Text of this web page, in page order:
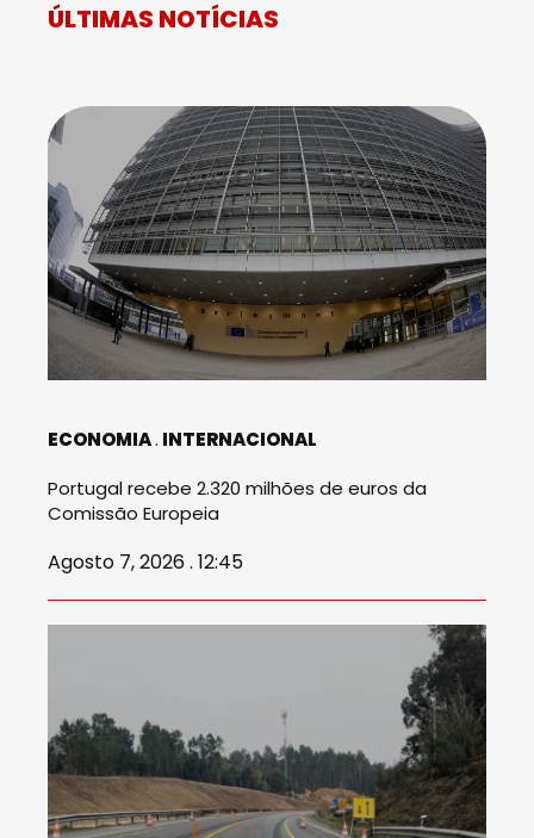
ÚLTIMAS NOTÍCIAS
ECONOMIA INTERNACIONAL
Portugal recebe 2.320 milhões de euros da
Comissão Europeia
Agosto 7, 2026 . 12:45